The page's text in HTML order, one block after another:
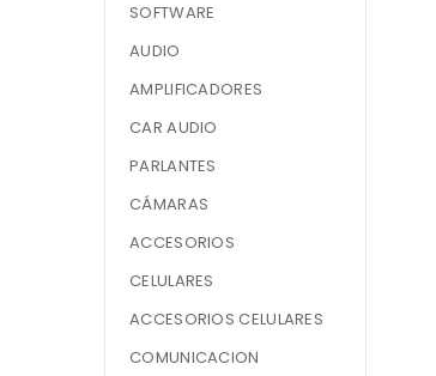
SOFTWARE
AUDIO
AMPLIFICADORES
CAR AUDIO
PARLANTES
CÁMARAS
ACCESORIOS
CELULARES
ACCESORIOS CELULARES
COMUNICACION